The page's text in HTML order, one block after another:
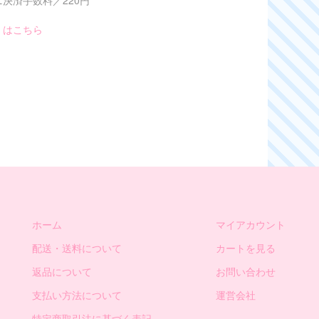
こちら
ホーム
配送・送料について
返品について
支払い方法について
マイアカウント
カートを見る
お問い合わせ
運営会社